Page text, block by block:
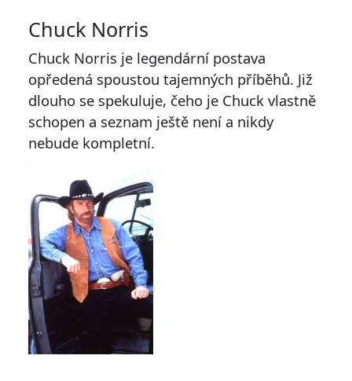
Chuck Norris
Chuck Norris je legendární postava
opředená spoustou tajemných příběhů. Již
dlouho se spekuluje, čeho je Chuck vlastně
schopen a seznam ještě není a nikdy
nebude kompletní.